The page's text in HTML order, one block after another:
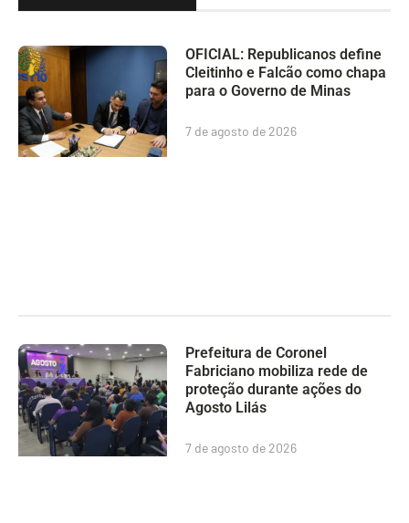
OFICIAL: Republicanos define
Cleitinho e Falcão como chapa
para o Governo de Minas
7 de agosto de 2026
Prefeitura de Coronel
Fabriciano mobiliza rede de
proteção durante ações do
Agosto Lilás
7 de agosto de 2026